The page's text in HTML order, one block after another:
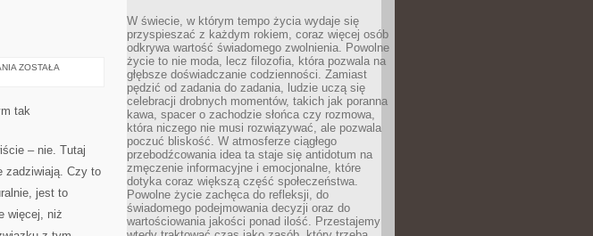
JEŻELI
DOŚWIADCZONEGO
ZOSTAŁA
tak
– nie. Tutaj
zadziwiają. Czy to
jest to
więcej, niż
W świecie, w którym tempo życia wydaje się
przyspieszać z każdym rokiem, coraz więcej osób
odkrywa wartość świadomego zwolnienia. Powolne
życie to nie moda, lecz filozofia, która pozwala na
głębsze doświadczanie codzienności. Zamiast
pędzić od zadania do zadania, ludzie uczą się
celebracji drobnych momentów, takich jak poranna
kawa, spacer o zachodzie słońca czy rozmowa,
która niczego nie musi rozwiązywać, ale pozwala
poczuć bliskość. W atmosferze ciągłego
przebodźcowania idea ta staje się antidotum na
zmęczenie informacyjne i emocjonalne, które
dotyka coraz większą część społeczeństwa.
Powolne życie zachęca do refleksji, do
świadomego podejmowania decyzji oraz do
wartościowania jakości ponad ilość. Przestajemy